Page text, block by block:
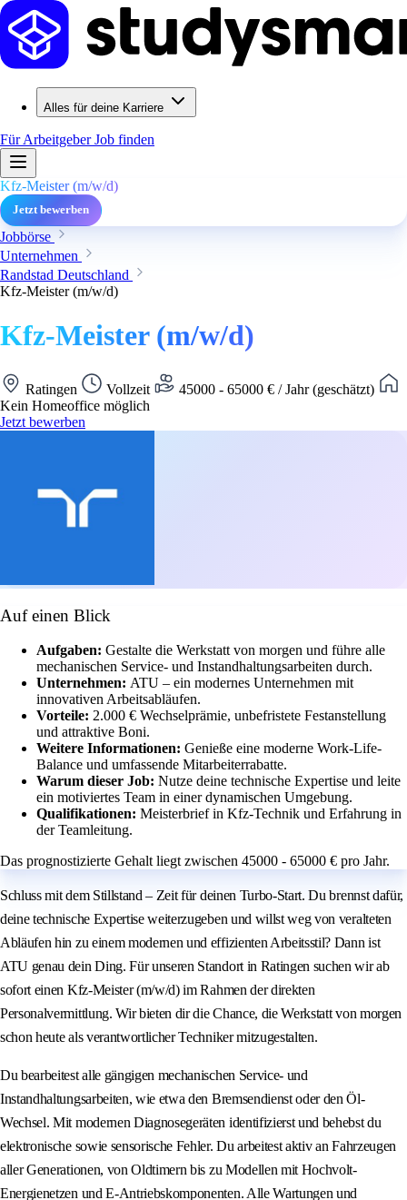
Alles für deine Karriere
Für ArbeitgeberJob finden
Kfz-Meister (m/w/d)
Jetzt bewerben
Jobbörse
Unternehmen
Randstad Deutschland
Kfz-Meister (m/w/d)
Kfz-Meister (m/w/d)
Ratingen Vollzeit
45000 - 65000 € / Jahr (geschätzt)
Kein Homeoffice möglich
Jetzt bewerben
Auf einen Blick
Aufgaben: Gestalte die Werkstatt von morgen und führe alle
mechanischen Service- und Instandhaltungsarbeiten durch.
Unternehmen: ATU – ein modernes Unternehmen mit
innovativen Arbeitsabläufen.
Vorteile: 2.000 € Wechselprämie, unbefristete Festanstellung
und attraktive Boni.
Weitere Informationen: Genieße eine moderne Work-Life-
Balance und umfassende Mitarbeiterrabatte.
Warum dieser Job: Nutze deine technische Expertise und leite
ein motiviertes Team in einer dynamischen Umgebung.
Qualifikationen: Meisterbrief in Kfz-Technik und Erfahrung in
der Teamleitung.
Das prognostizierte Gehalt liegt zwischen 45000 - 65000 € pro Jahr.
Schluss mit dem Stillstand – Zeit für deinen Turbo-Start. Du brennst dafür,
deine technische Expertise weiterzugeben und willst weg von veralteten
Abläufen hin zu einem modernen und effizienten Arbeitsstil? Dann ist
ATU genau dein Ding. Für unseren Standort in Ratingen suchen wir ab
sofort einen Kfz-Meister (m/w/d) im Rahmen der direkten
Personalvermittlung. Wir bieten dir die Chance, die Werkstatt von morgen
schon heute als verantwortlicher Techniker mitzugestalten.
Du bearbeitest alle gängigen mechanischen Service- und
Instandhaltungsarbeiten, wie etwa den Bremsendienst oder den Öl-
Wechsel. Mit modernen Diagnosegeräten identifizierst und behebst du
elektronische sowie sensorische Fehler. Du arbeitest aktiv an Fahrzeugen
aller Generationen, von Oldtimern bis zu Modellen mit Hochvolt-
Energienetzen und E-Antriebskomponenten. Alle Wartungen und